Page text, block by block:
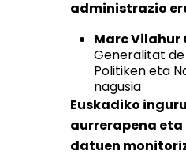
administrazio
Marc
Generalitat
Politiken eta
nagusia
Euskadiko
aurrerapena
datuen